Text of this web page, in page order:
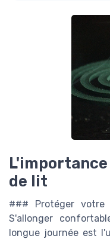
de lit
### Protéger votre
S'allonger
longue journée est